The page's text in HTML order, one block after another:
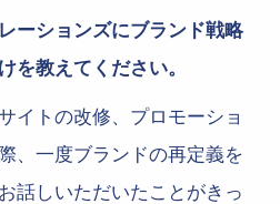
ーションズにブランド戦略
を教えてください。
イトの改修、プロモーショ
、一度ブランドの再定義を
話しいただいたことがきっ